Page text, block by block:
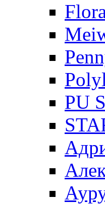
PU